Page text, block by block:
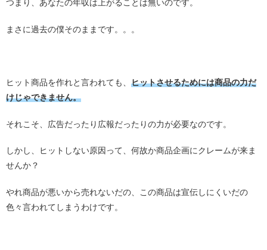
つまり、あなたの年収は上がることは無いのです。
まさに過去の僕そのままです。。。
ヒット商品を作れと言われても、 ヒットさせるためには商品の力だ
けじゃできません。
それこそ、広告だったり広報だったりの力が必要なのです。
しかし、ヒットしない原因って、何故か商品企画にクレームが来ま
せんか？
やれ商品が悪いから売れないだの、この商品は宣伝しにくいだの
色々言われてしまうわけです。